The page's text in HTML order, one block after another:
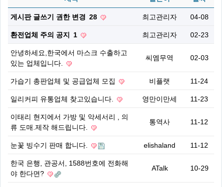
게시판 글쓰기 권한 변경 28 최고관리자 04-08
환전업체 주의 공지 1 최고관리자 02-23
안녕하세요,한국에서 마스크 수출하고
있는 업체입니다.
씨엠무역 02-03
가습기 총판업체 및 공급업체 모집 비플랫 11-24
일리커피 유통업체 찾고있습니다. 영만이만세 11-23
이태리 현지에서 가방 및 악세서리 , 의
류 도매.제작 해드립니다.
통역사 11-12
눈꽃 빙수기 판매 합니다. elishaland 11-12
한국 은행, 관공서, 1588번호에 전화해
야 한다면?
ATalk 10-29